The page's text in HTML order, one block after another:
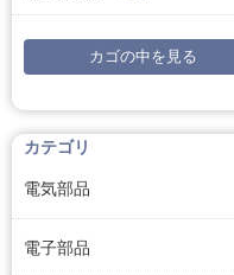
カゴの中を見る
カテゴリ
電気部品
電子部品